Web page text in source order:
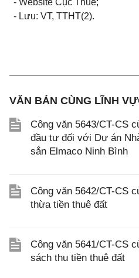
- Website Cục Thuế;
- Lưu: VT, TTHT(2).
VĂN BẢN CÙNG LĨNH
Công văn 5643/CT-CS
đầu tư đối với Dự án
sắn Elmaco Ninh Bình
Công văn 5642/CT-CS
thừa tiền thuê đất
Công văn 5641/CT-CS
sách thu tiền thuê đất